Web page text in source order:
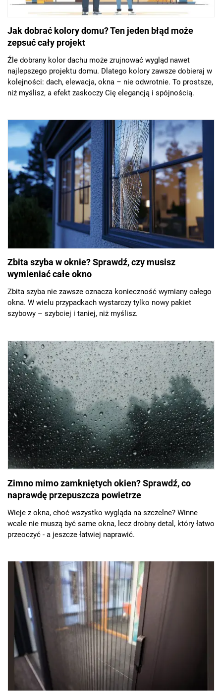
Jak dobrać kolory domu? Ten jeden błąd może
zepsuć cały projekt
Źle dobrany kolor dachu może zrujnować wygląd nawet
najlepszego projektu domu. Dlatego kolory zawsze dobieraj w
kolejności: dach, elewacja, okna – nie odwrotnie. To prostsze,
niż myślisz, a efekt zaskoczy Cię elegancją i spójnością.
Zbita szyba w oknie? Sprawdź, czy musisz
wymieniać całe okno
Zbita szyba nie zawsze oznacza konieczność wymiany całego
okna. W wielu przypadkach wystarczy tylko nowy pakiet
szybowy – szybciej i taniej, niż myślisz.
Zimno mimo zamkniętych okien? Sprawdź, co
naprawdę przepuszcza powietrze
Wieje z okna, choć wszystko wygląda na szczelne? Winne
wcale nie muszą być same okna, lecz drobny detal, który łatwo
przeoczyć - a jeszcze łatwiej naprawić.